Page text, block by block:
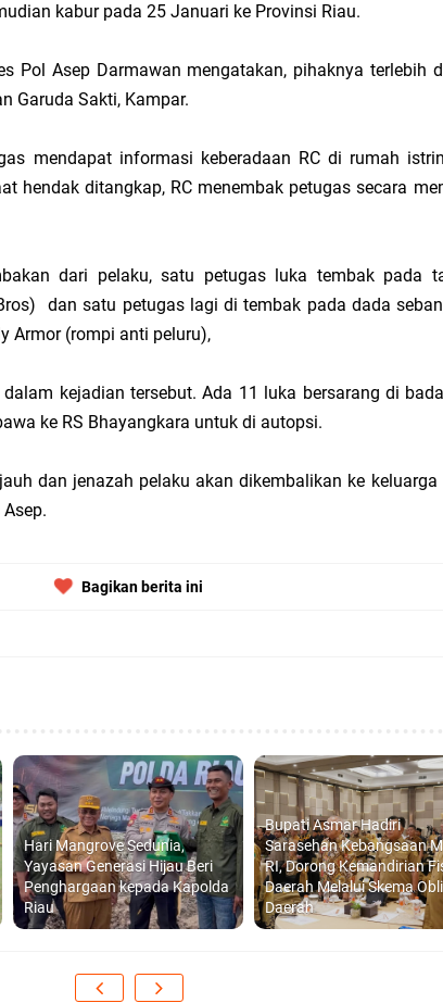
TEP 2026 IPB University, Wamen Viva Yoga: Kampus
Meranti Perjuangkan Status Jalan Nasional, Usulkan Ruas Strategis
Asmar Hadiri Sarasehan Kebangsaan MPR RI, Dorong Kemandirian
IBI Ke-75, Bupati Asmar: Bidan Garda Terdepan Wujudkan Generasi
kabur pada 25 Januari ke Provinsi Riau.
Pol Asep Darmawan mengatakan, pihaknya terlebih
Garuda Sakti, Kampar.
mendapat informasi keberadaan RC di rumah
hendak ditangkap, RC menembak petugas secara
dari pelaku, satu petugas luka tembak pada
dan satu petugas lagi di tembak pada dada
Armor (rompi anti peluru),
kejadian tersebut. Ada 11 luka bersarang di
ke RS Bhayangkara untuk di autopsi.
dan jenazah pelaku akan dikembalikan ke keluarga
Bagikan berita ini
Hari Mangrove Sedunia,
Yayasan Generasi Hijau Beri
Penghargaan kepada Kapolda
Riau
Bupati Asmar Hadiri
Sarasehan Kebangsaan
RI, Dorong Kemandirian
Daerah Melalui Skema
Daerah